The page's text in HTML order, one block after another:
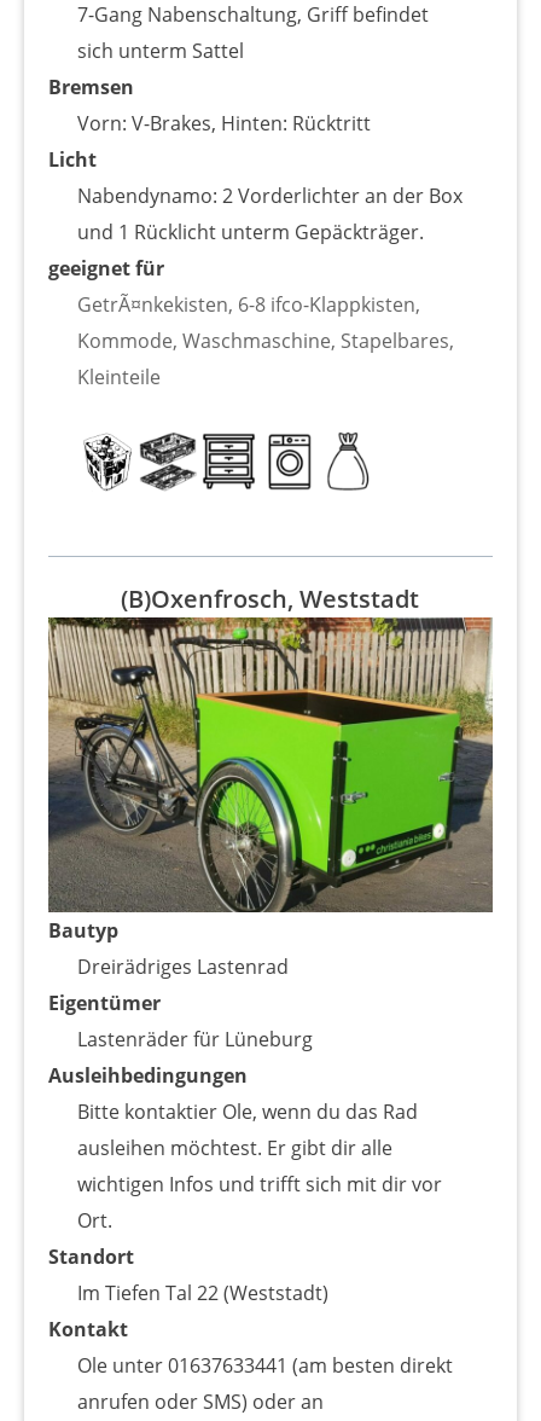
7-Gang Nabenschaltung, Griff befindet
sich unterm Sattel
Bremsen
Vorn: V-Brakes, Hinten: Rücktritt
Licht
Nabendynamo: 2 Vorderlichter an der Box
und 1 Rücklicht unterm Gepäckträger.
geeignet für
GetrÃ¤nkekisten, 6-8 ifco-Klappkisten,
Kommode, Waschmaschine, Stapelbares,
Kleinteile
(B)Oxenfrosch, Weststadt
Bautyp
Dreirädriges Lastenrad
Eigentümer
Lastenräder für Lüneburg
Ausleihbedingungen
Bitte kontaktier Ole, wenn du das Rad
ausleihen möchtest. Er gibt dir alle
wichtigen Infos und trifft sich mit dir vor
Ort.
Standort
Im Tiefen Tal 22 (Weststadt)
Kontakt
Ole unter 01637633441 (am besten direkt
anrufen oder SMS) oder an